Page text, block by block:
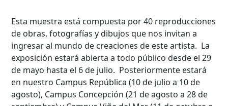
Esta muestra está compuesta por 40 reproducciones
de obras, fotografías y dibujos que nos invitan a
ingresar al mundo de creaciones de este artista. La
exposición estará abierta a todo público desde el 29
de mayo hasta el 6 de julio. Posteriormente estará
en nuestro Campus República (10 de julio a 10 de
agosto), Campus Concepción (21 de agosto a 28 de